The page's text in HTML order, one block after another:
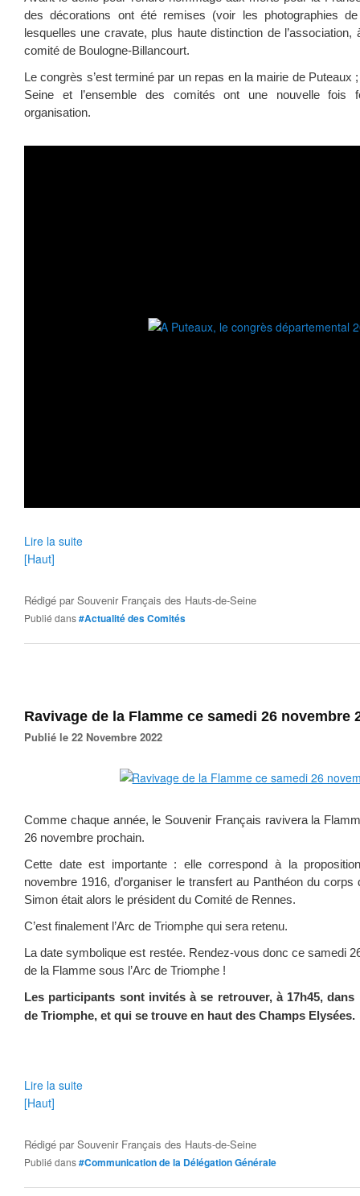
des décorations ont été remises (voir les photographies de
lesquelles une cravate, plus haute distinction de
comité de Boulogne-Billancourt.
Le congrès s’est terminé par un repas en la mairie de Puteaux
Seine et l’ensemble des comités ont une nouvelle fois
organisation.
Lire la suite
[Haut]
Rédigé parSouvenir Français des Hauts-de-Seine
Publié dans#Actualité des Comités
Ravivage de la Flamme ce samedi 26 novembre
Publié le 22 Novembre 2022
Comme chaque année, le Souvenir Français ravivera la
26 novembre prochain.
Cette date est importante : elle correspond à la
novembre 1916, d’organiser le transfert au Panthéon du corps
Simon était alors le président du Comité de Rennes.
C’est finalement l’Arc de Triomphe qui sera retenu.
La date symbolique est restée. Rendez-vous donc ce samedi
de la Flamme sous l’Arc de Triomphe !
Les participants sont invités à se retrouver, à 17h45,
de Triomphe, et qui se trouve en haut des Champs Elysées.
Lire la suite
[Haut]
Rédigé parSouvenir Français des Hauts-de-Seine
Publié dans#Communication de la Délégation Générale